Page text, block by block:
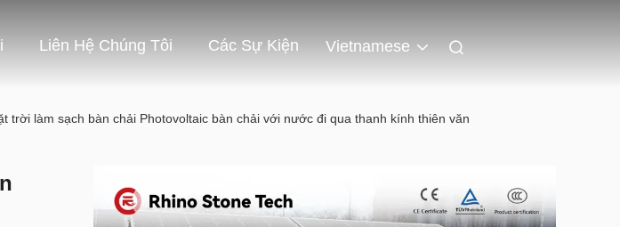
Liên Hệ Chúng Tôi Các Sự Kiện Vietnamese
trời làm sạch bàn chải Photovoltaic bàn chải với nước đi qua thanh kính thiên văn